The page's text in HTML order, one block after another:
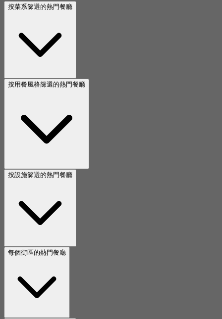
按菜系篩選的熱門餐廳
按用餐風格篩選的熱門餐廳
按設施篩選的熱門餐廳
每個街區的熱門餐廳